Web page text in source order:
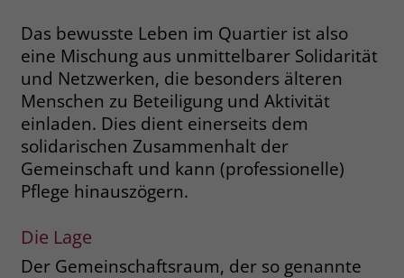
Das bewusste Leben im Quartier ist also
eine Mischung aus unmittelbarer Solidarität
und Netzwerken, die besonders älteren
Menschen zu Beteiligung und Aktivität
einladen. Dies dient einerseits dem
solidarischen Zusammenhalt der
Gemeinschaft und kann (professionelle)
Pflege hinauszögern.
Die Lage
Der Gemeinschaftsraum, der so genannte
Zweck
Der Zweck von _fbp ist vollständig auf
die Werbe- und Analysebemühungen
von Facebook zurückzuführen. Dieses
Cookie ist ein Erstanbieter-Cookie, d. h.
Facebook platziert es, während ein
Verbraucher auf Facebook ist. Dieses
Cookie verfolgt die Besuche eines
Nutzers auf verschiedenen Websites
und meldet dieses Verhalten an
Facebook. Facebook kann dann die
bessere, relevantere Werbung zu